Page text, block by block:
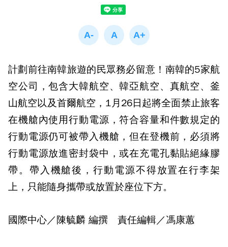
計劃前往南韓旅遊的民眾務必留意！南韓的5家航
空公司，包含大韓航空、韓亞航空、真航空、釜
山航空以及首爾航空，1月26日起將全面禁止旅客
在機艙內使用行動電源，符合容量和件數規定的
行動電源仍可被帶入機艙，但在登機前，必須將
行動電源放進密封袋中，或在充電孔黏貼絕緣膠
帶。帶入機艙後，行動電源不得放置在行李架
上，只能隨身攜帶或放置於座位下方。
國際中心／陳毓麟 編撰 責任編輯／馮康蕙